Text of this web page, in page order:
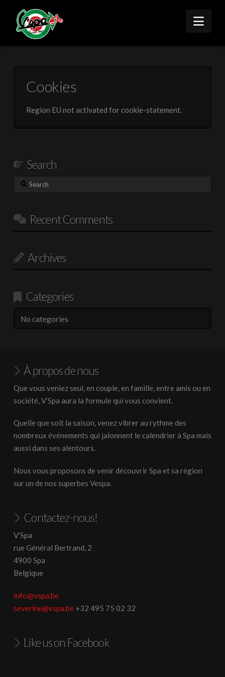
Cookies
Region EU not activated for cookie-statement.
Search
Search
Recent Comments
Archives
Categories
No categories
À propos de nous
Que vous veniez seul, en couple, en famille, entre amis ou en
société, V’Spa aura la formule qui vous convient.
Quelle que soit la saison, venez vibrer au rythme des
nombreux événements qui jalonnent le calendrier à Spa mais
aussi dans ses alentours.
Nous vous proposons de venir découvrir Spa et sa région
sur un de nos superbes Vespa.
Contactez-nous!
V’Spa
rue Général Bertrand, 2
4900 Spa
Belgique
info@vspa.be
severine@vspa.be+32 495 75 02 32
Like us on Facebook